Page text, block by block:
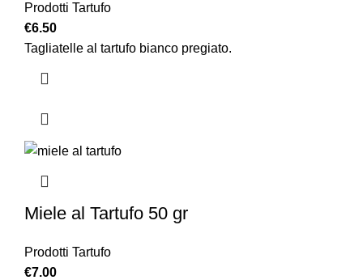
Prodotti Tartufo
€6.50
Tagliatelle al tartufo bianco pregiato.
Miele al Tartufo 50 gr
Prodotti Tartufo
€7.00